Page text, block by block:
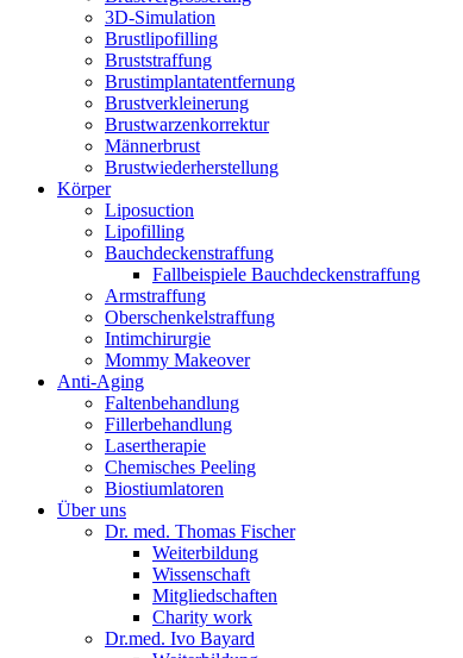
3D-Simulation
Brustlipofilling
Bruststraffung
Brustimplantatentfernung
Brustverkleinerung
Brustwarzenkorrektur
Männerbrust
Brustwiederherstellung
Körper
Liposuction
Lipofilling
Bauchdeckenstraffung
Fallbeispiele Bauchdeckenstraffung
Armstraffung
Oberschenkelstraffung
Intimchirurgie
Mommy Makeover
Anti-Aging
Faltenbehandlung
Fillerbehandlung
Lasertherapie
Chemisches Peeling
Biostiumlatoren
Über uns
Dr. med. Thomas Fischer
Weiterbildung
Wissenschaft
Mitgliedschaften
Charity work
Dr.med. Ivo Bayard